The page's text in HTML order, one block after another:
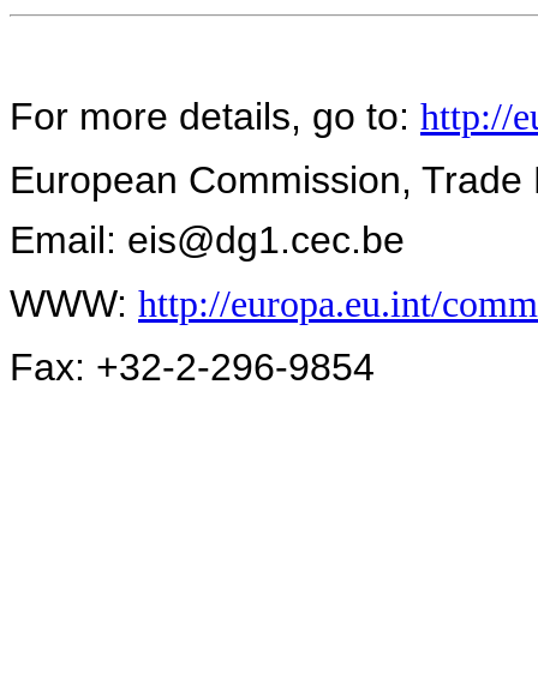
For more details, go to: http://
European Commission,
Email: eis@dg1.cec.be
WWW: http://europa.eu.int/
Fax: +32-2-296-9854